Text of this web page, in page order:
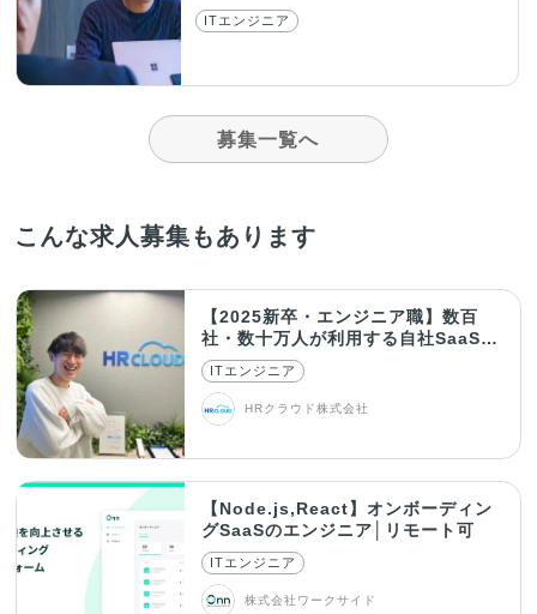
ITエンジニア
募集一覧へ
こんな求人募集もあります
【2025新卒・エンジニア職】数百
社・数十万人が利用する自社SaaSサ
ービス開発
ITエンジニア
HRクラウド株式会社
【Node.js,React】オンボーディン
グSaaSのエンジニア│リモート可
ITエンジニア
株式会社ワークサイド